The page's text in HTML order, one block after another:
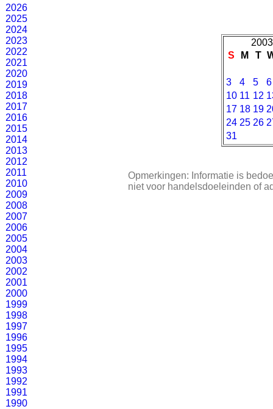
2026
2025
2024
2023
2022
2021
2020
2019
2018
2017
2016
2015
2014
2013
2012
2011
2010
2009
2008
2007
2006
2005
2004
2003
2002
2001
2000
1999
1998
1997
1996
1995
1994
1993
1992
1991
1990
S
M T
3 4 5
6
10 11 12
17 18 19
24 25 26
31
Opmerkingen: Informatie is
niet voor handelsdoeleinden of